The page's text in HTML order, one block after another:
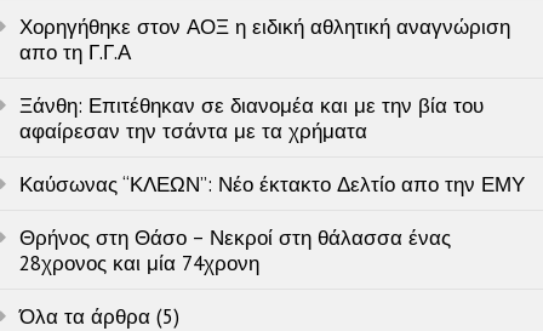
Χορηγήθηκε στον ΑΟΞ η ειδική αθλητική αναγνώριση
απο τη Γ.Γ.Α
Ξάνθη: Επιτέθηκαν σε διανομέα και με την βία του
αφαίρεσαν την τσάντα με τα χρήματα
Καύσωνας “ΚΛΕΩΝ”: Νέο έκτακτο Δελτίο απο την ΕΜΥ
Θρήνος στη Θάσο – Νεκροί στη θάλασσα ένας
28χρονος και μία 74χρονη
Όλα τα άρθρα (5)